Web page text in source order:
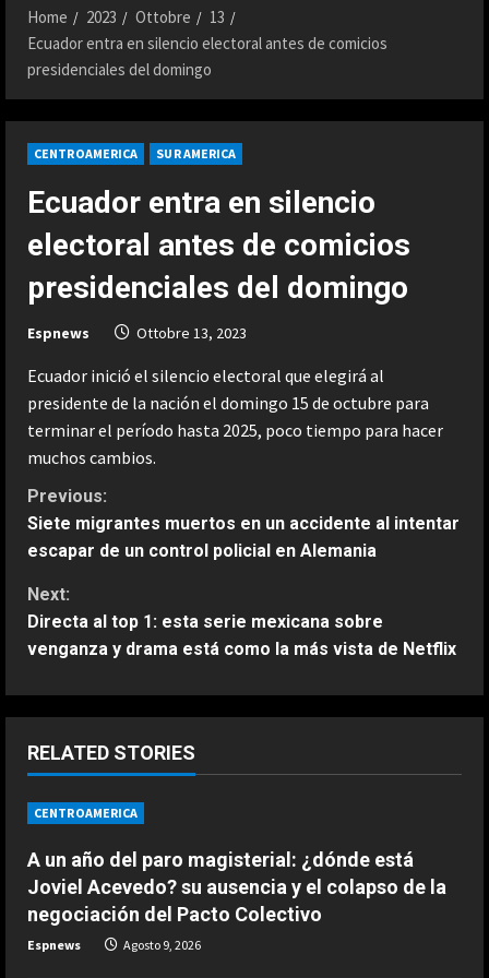
Home 2023 Ottobre
13
Ecuador entra en silencio electoral antes de comicios
presidenciales del domingo
CENTROAMERICA SUR AMERICA
Ecuador entra en silencio
electoral antes de comicios
presidenciales del domingo
Espnews Ottobre 13, 2023
Ecuador inició el silencio electoral que elegirá al
presidente de la nación el domingo 15 de octubre para
terminar el período hasta 2025, poco tiempo para hacer
muchos cambios.
C
o
n
t
i
u
e
R
e
a
Previous:
Siete migrantes muertos en un accidente al intentar
escapar de un control policial en Alemania
Next:
Directa al top 1: esta serie mexicana sobre
venganza y drama está como la más vista de Netflix
RELATED STORIES
CENTROAMERICA
A un año del paro magisterial: ¿dónde está
Joviel Acevedo? su ausencia y el colapso de la
negociación del Pacto Colectivo
Espnews Agosto 9, 2026